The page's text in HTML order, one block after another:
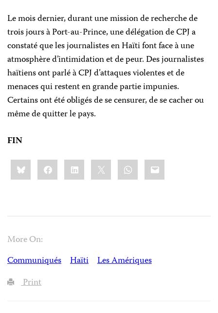
Le mois dernier, durant une mission de recherche de
trois jours à Port-au-Prince, une délégation de CPJ a
constaté que les journalistes en Haïti font face à une
atmosphère d’intimidation et de peur. Des journalistes
haïtiens ont parlé à CPJ d’attaques violentes et de
menaces qui restent en grande partie impunies.
Certains ont été obligés de se censurer, de se cacher ou
même de quitter le pays.
FIN
Share
this:BlueskyFacebookLinkedIn WhatsApp
Email
More On:
Communiqués
Haïti
Les Amériques
Print